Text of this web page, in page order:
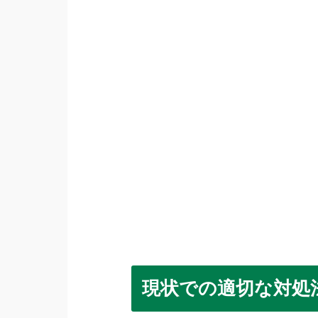
現状での適切な対処